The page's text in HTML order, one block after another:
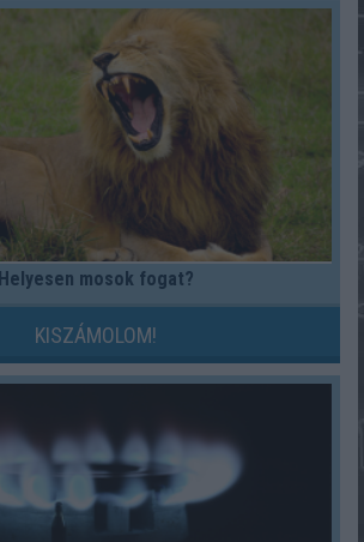
Helyesen mosok fogat?
KISZÁMOLOM!